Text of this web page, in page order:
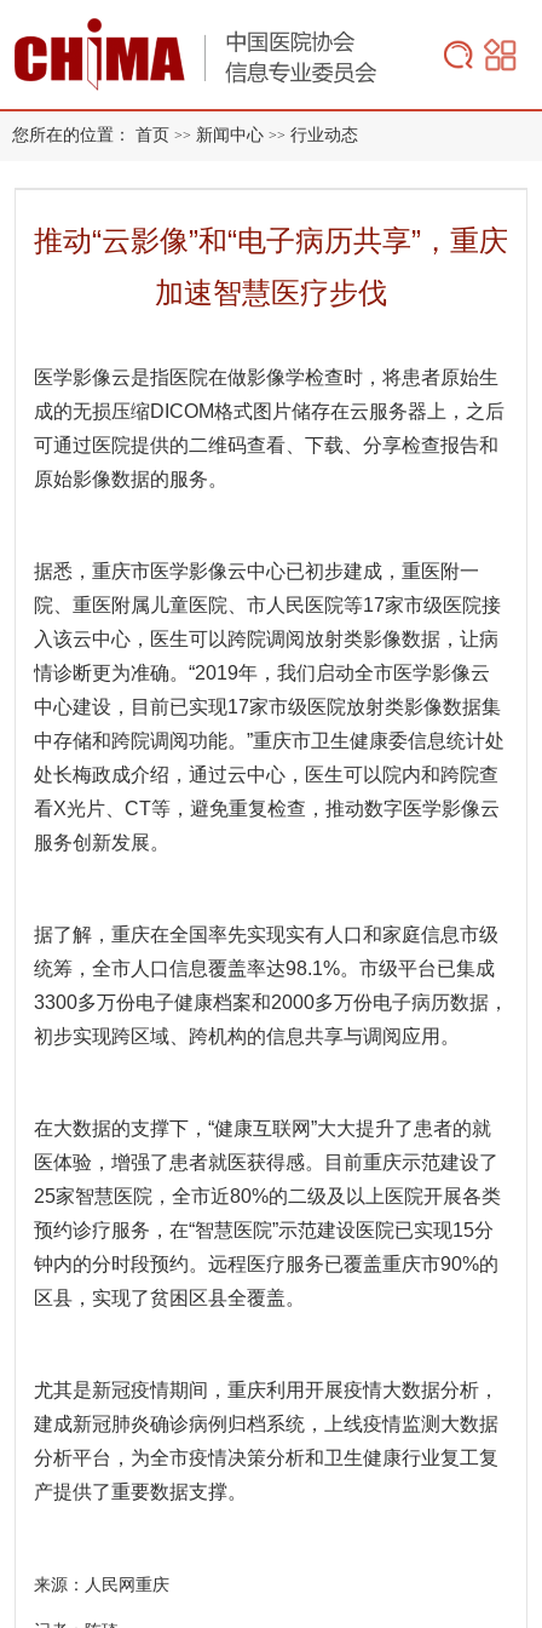
您所在的位置： 首页 >> 新闻中心 >> 行业动态
推动“云影像”和“电子病历共享”，重庆
加速智慧医疗步伐
医学影像云是指医院在做影像学检查时，将患者原始生
成的无损压缩DICOM格式图片储存在云服务器上，之后
可通过医院提供的二维码查看、下载、分享检查报告和
原始影像数据的服务。
据悉，重庆市医学影像云中心已初步建成，重医附一
院、重医附属儿童医院、市人民医院等17家市级医院接
入该云中心，医生可以跨院调阅放射类影像数据，让病
情诊断更为准确。“2019年，我们启动全市医学影像云
中心建设，目前已实现17家市级医院放射类影像数据集
中存储和跨院调阅功能。”重庆市卫生健康委信息统计处
处长梅政成介绍，通过云中心，医生可以院内和跨院查
看X光片、CT等，避免重复检查，推动数字医学影像云
服务创新发展。
据了解，重庆在全国率先实现实有人口和家庭信息市级
统筹，全市人口信息覆盖率达98.1%。市级平台已集成
3300多万份电子健康档案和2000多万份电子病历数据，
初步实现跨区域、跨机构的信息共享与调阅应用。
在大数据的支撑下，“健康互联网”大大提升了患者的就
医体验，增强了患者就医获得感。目前重庆示范建设了
25家智慧医院，全市近80%的二级及以上医院开展各类
预约诊疗服务，在“智慧医院”示范建设医院已实现15分
钟内的分时段预约。远程医疗服务已覆盖重庆市90%的
区县，实现了贫困区县全覆盖。
尤其是新冠疫情期间，重庆利用开展疫情大数据分析，
建成新冠肺炎确诊病例归档系统，上线疫情监测大数据
分析平台，为全市疫情决策分析和卫生健康行业复工复
产提供了重要数据支撑。
来源：人民网重庆